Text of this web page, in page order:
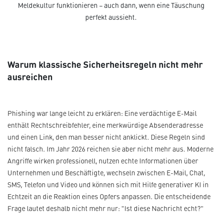
Meldekultur funktionieren – auch dann, wenn eine Täuschung
perfekt aussieht.
Warum klassische Sicherheitsregeln nicht mehr
ausreichen
Phishing war lange leicht zu erklären: Eine verdächtige E-Mail
enthält Rechtschreibfehler, eine merkwürdige Absenderadresse
und einen Link, den man besser nicht anklickt. Diese Regeln sind
nicht falsch. Im Jahr 2026 reichen sie aber nicht mehr aus. Moderne
Angriffe wirken professionell, nutzen echte Informationen über
Unternehmen und Beschäftigte, wechseln zwischen E-Mail, Chat,
SMS, Telefon und Video und können sich mit Hilfe generativer KI in
Echtzeit an die Reaktion eines Opfers anpassen. Die entscheidende
Frage lautet deshalb nicht mehr nur: "Ist diese Nachricht echt?"